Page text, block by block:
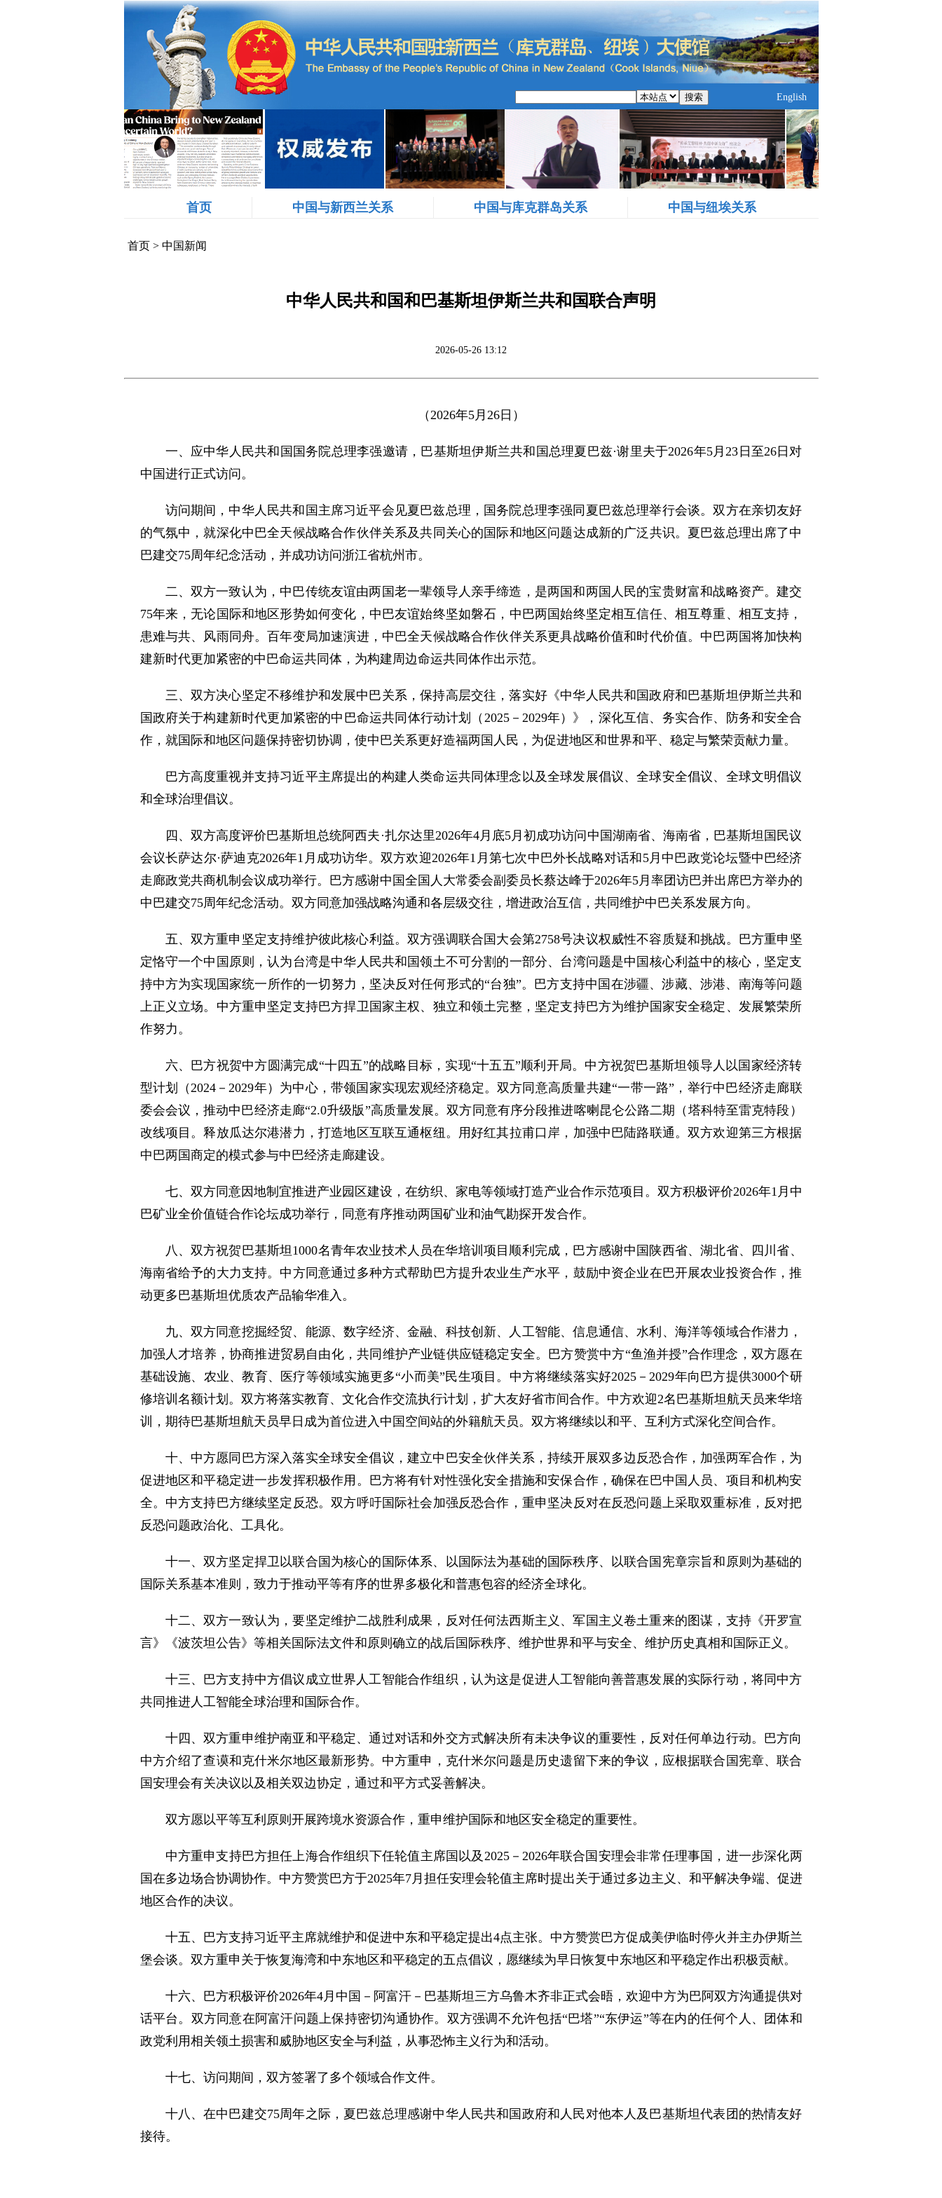
搜索 English
首页 中国与新西兰关系 中国与库克群岛关系 中国与纽埃关系
首页> 中国新闻
中华人民共和国和巴基斯坦伊斯兰共和国联合声明
2026-05-26 13:12
（2026年5月26日）
一、应中华人民共和国国务院总理李强邀请，巴基斯坦伊斯兰共和国总理夏巴兹·谢里夫于2026年5月23日至26日对
中国进行正式访问。
访问期间，中华人民共和国主席习近平会见夏巴兹总理，国务院总理李强同夏巴兹总理举行会谈。双方在亲切友好
的气氛中，就深化中巴全天候战略合作伙伴关系及共同关心的国际和地区问题达成新的广泛共识。夏巴兹总理出席了中
巴建交75周年纪念活动，并成功访问浙江省杭州市。
二、双方一致认为，中巴传统友谊由两国老一辈领导人亲手缔造，是两国和两国人民的宝贵财富和战略资产。建交
75年来，无论国际和地区形势如何变化，中巴友谊始终坚如磐石，中巴两国始终坚定相互信任、相互尊重、相互支持，
患难与共、风雨同舟。百年变局加速演进，中巴全天候战略合作伙伴关系更具战略价值和时代价值。中巴两国将加快构
建新时代更加紧密的中巴命运共同体，为构建周边命运共同体作出示范。
三、双方决心坚定不移维护和发展中巴关系，保持高层交往，落实好《中华人民共和国政府和巴基斯坦伊斯兰共和
国政府关于构建新时代更加紧密的中巴命运共同体行动计划（2025－2029年）》，深化互信、务实合作、防务和安全合
作，就国际和地区问题保持密切协调，使中巴关系更好造福两国人民，为促进地区和世界和平、稳定与繁荣贡献力量。
巴方高度重视并支持习近平主席提出的构建人类命运共同体理念以及全球发展倡议、全球安全倡议、全球文明倡议
和全球治理倡议。
四、双方高度评价巴基斯坦总统阿西夫·扎尔达里2026年4月底5月初成功访问中国湖南省、海南省，巴基斯坦国民议
会议长萨达尔·萨迪克2026年1月成功访华。双方欢迎2026年1月第七次中巴外长战略对话和5月中巴政党论坛暨中巴经济
走廊政党共商机制会议成功举行。巴方感谢中国全国人大常委会副委员长蔡达峰于2026年5月率团访巴并出席巴方举办的
中巴建交75周年纪念活动。双方同意加强战略沟通和各层级交往，增进政治互信，共同维护中巴关系发展方向。
五、双方重申坚定支持维护彼此核心利益。双方强调联合国大会第2758号决议权威性不容质疑和挑战。巴方重申坚
定恪守一个中国原则，认为台湾是中华人民共和国领土不可分割的一部分、台湾问题是中国核心利益中的核心，坚定支
持中方为实现国家统一所作的一切努力，坚决反对任何形式的“台独”。巴方支持中国在涉疆、涉藏、涉港、南海等问题
上正义立场。中方重申坚定支持巴方捍卫国家主权、独立和领土完整，坚定支持巴方为维护国家安全稳定、发展繁荣所
作努力。
六、巴方祝贺中方圆满完成“十四五”的战略目标，实现“十五五”顺利开局。中方祝贺巴基斯坦领导人以国家经济转
型计划（2024－2029年）为中心，带领国家实现宏观经济稳定。双方同意高质量共建“一带一路”，举行中巴经济走廊联
委会会议，推动中巴经济走廊“2.0升级版”高质量发展。双方同意有序分段推进喀喇昆仑公路二期（塔科特至雷克特段）
改线项目。释放瓜达尔港潜力，打造地区互联互通枢纽。用好红其拉甫口岸，加强中巴陆路联通。双方欢迎第三方根据
中巴两国商定的模式参与中巴经济走廊建设。
七、双方同意因地制宜推进产业园区建设，在纺织、家电等领域打造产业合作示范项目。双方积极评价2026年1月中
巴矿业全价值链合作论坛成功举行，同意有序推动两国矿业和油气勘探开发合作。
八、双方祝贺巴基斯坦1000名青年农业技术人员在华培训项目顺利完成，巴方感谢中国陕西省、湖北省、四川省、
海南省给予的大力支持。中方同意通过多种方式帮助巴方提升农业生产水平，鼓励中资企业在巴开展农业投资合作，推
动更多巴基斯坦优质农产品输华准入。
九、双方同意挖掘经贸、能源、数字经济、金融、科技创新、人工智能、信息通信、水利、海洋等领域合作潜力，
加强人才培养，协商推进贸易自由化，共同维护产业链供应链稳定安全。巴方赞赏中方“鱼渔并授”合作理念，双方愿在
基础设施、农业、教育、医疗等领域实施更多“小而美”民生项目。中方将继续落实好2025－2029年向巴方提供3000个研
修培训名额计划。双方将落实教育、文化合作交流执行计划，扩大友好省市间合作。中方欢迎2名巴基斯坦航天员来华培
训，期待巴基斯坦航天员早日成为首位进入中国空间站的外籍航天员。双方将继续以和平、互利方式深化空间合作。
十、中方愿同巴方深入落实全球安全倡议，建立中巴安全伙伴关系，持续开展双多边反恐合作，加强两军合作，为
促进地区和平稳定进一步发挥积极作用。巴方将有针对性强化安全措施和安保合作，确保在巴中国人员、项目和机构安
全。中方支持巴方继续坚定反恐。双方呼吁国际社会加强反恐合作，重申坚决反对在反恐问题上采取双重标准，反对把
反恐问题政治化、工具化。
十一、双方坚定捍卫以联合国为核心的国际体系、以国际法为基础的国际秩序、以联合国宪章宗旨和原则为基础的
国际关系基本准则，致力于推动平等有序的世界多极化和普惠包容的经济全球化。
十二、双方一致认为，要坚定维护二战胜利成果，反对任何法西斯主义、军国主义卷土重来的图谋，支持《开罗宣
言》《波茨坦公告》等相关国际法文件和原则确立的战后国际秩序、维护世界和平与安全、维护历史真相和国际正义。
十三、巴方支持中方倡议成立世界人工智能合作组织，认为这是促进人工智能向善普惠发展的实际行动，将同中方
共同推进人工智能全球治理和国际合作。
十四、双方重申维护南亚和平稳定、通过对话和外交方式解决所有未决争议的重要性，反对任何单边行动。巴方向
中方介绍了查谟和克什米尔地区最新形势。中方重申，克什米尔问题是历史遗留下来的争议，应根据联合国宪章、联合
国安理会有关决议以及相关双边协定，通过和平方式妥善解决。
双方愿以平等互利原则开展跨境水资源合作，重申维护国际和地区安全稳定的重要性。
中方重申支持巴方担任上海合作组织下任轮值主席国以及2025－2026年联合国安理会非常任理事国，进一步深化两
国在多边场合协调协作。中方赞赏巴方于2025年7月担任安理会轮值主席时提出关于通过多边主义、和平解决争端、促进
地区合作的决议。
十五、巴方支持习近平主席就维护和促进中东和平稳定提出4点主张。中方赞赏巴方促成美伊临时停火并主办伊斯兰
堡会谈。双方重申关于恢复海湾和中东地区和平稳定的五点倡议，愿继续为早日恢复中东地区和平稳定作出积极贡献。
十六、巴方积极评价2026年4月中国－阿富汗－巴基斯坦三方乌鲁木齐非正式会晤，欢迎中方为巴阿双方沟通提供对
话平台。双方同意在阿富汗问题上保持密切沟通协作。双方强调不允许包括“巴塔”“东伊运”等在内的任何个人、团体和
政党利用相关领土损害和威胁地区安全与利益，从事恐怖主义行为和活动。
十七、访问期间，双方签署了多个领域合作文件。
十八、在中巴建交75周年之际，夏巴兹总理感谢中华人民共和国政府和人民对他本人及巴基斯坦代表团的热情友好
接待。